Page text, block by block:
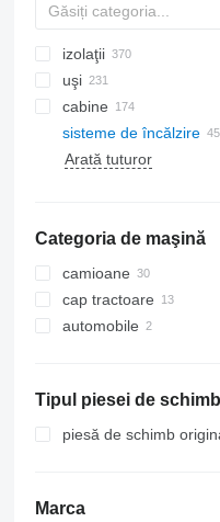
izolaţii
uşi
cabine
furtunuri aer
compresoare clima
aer conditionat auto
alte piese de
geamuri laterale
parbrize
sisteme de încălzire
Arată tuturor
Categoria de maşină
camioane
cap tractoare
automobile
Tipul piesei de schimb
piesă de schimb
Marca